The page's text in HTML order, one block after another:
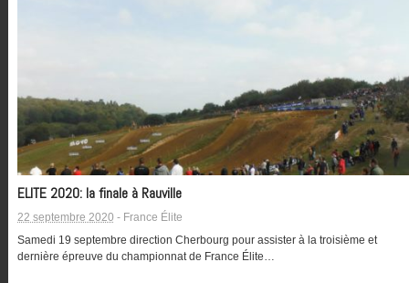
ELITE 2020: la finale à Rauville
22 septembre 2020 - France Élite
Samedi 19 septembre direction Cherbourg pour assister à la troisième et
dernière épreuve du championnat de France Élite…